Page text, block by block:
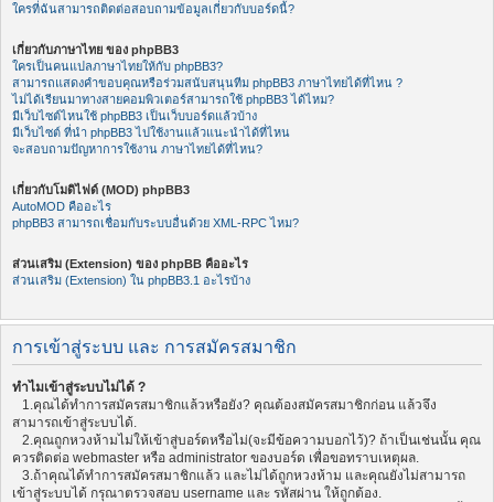
ใครที่ฉันสามารถติดต่อสอบถามข้อมูลเกี่ยวกับบอร์ดนี้?
เกี่ยวกับภาษาไทย ของ phpBB3
ใครเป็นคนแปลภาษาไทยให้กับ phpBB3?
สามารถแสดงคำขอบคุณหรือร่วมสนับสนุนทีม phpBB3 ภาษาไทยได้ที่ไหน ?
ไม่ได้เรียนมาทางสายคอมพิวเตอร์สามารถใช้ phpBB3 ได้ไหม?
มีเว็บไซต์ไหนใช้ phpBB3 เป็นเว็บบอร์ดแล้วบ้าง
มีเว็บไซต์ ที่นำ phpBB3 ไปใช้งานแล้วแนะนำได้ที่ไหน
จะสอบถามปัญหาการใช้งาน ภาษาไทยได้ที่ไหน?
เกี่ยวกับโมดิไฟด์ (MOD) phpBB3
AutoMOD คืออะไร
phpBB3 สามารถเชื่อมกับระบบอื่นด้วย XML-RPC ไหม?
ส่วนเสริม (Extension) ของ phpBB คืออะไร
ส่วนเสริม (Extension) ใน phpBB3.1 อะไรบ้าง
การเข้าสู่ระบบ และ การสมัครสมาชิก
ทำไมเข้าสู่ระบบไม่ได้ ?
1.คุณได้ทำการสมัครสมาชิกแล้วหรือยัง? คุณต้องสมัครสมาชิกก่อน แล้วจึง
สามารถเข้าสู่ระบบได้.
2.คุณถูกหวงห้ามไม่ให้เข้าสู่บอร์ดหรือไม่(จะมีข้อความบอกไว้)? ถ้าเป็นเช่นนั้น คุณ
ควรติดต่อ webmaster หรือ administrator ของบอร์ด เพื่อขอทราบเหตุผล.
3.ถ้าคุณได้ทำการสมัครสมาชิกแล้ว และไม่ได้ถูกหวงห้าม และคุณยังไม่สามารถ
เข้าสู่ระบบได้ กรุณาตรวจสอบ username และ รหัสผ่าน ให้ถูกต้อง.